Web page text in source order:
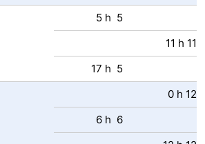
5 h 5
11 h 11
17 h 5
0 h 12
6 h 6